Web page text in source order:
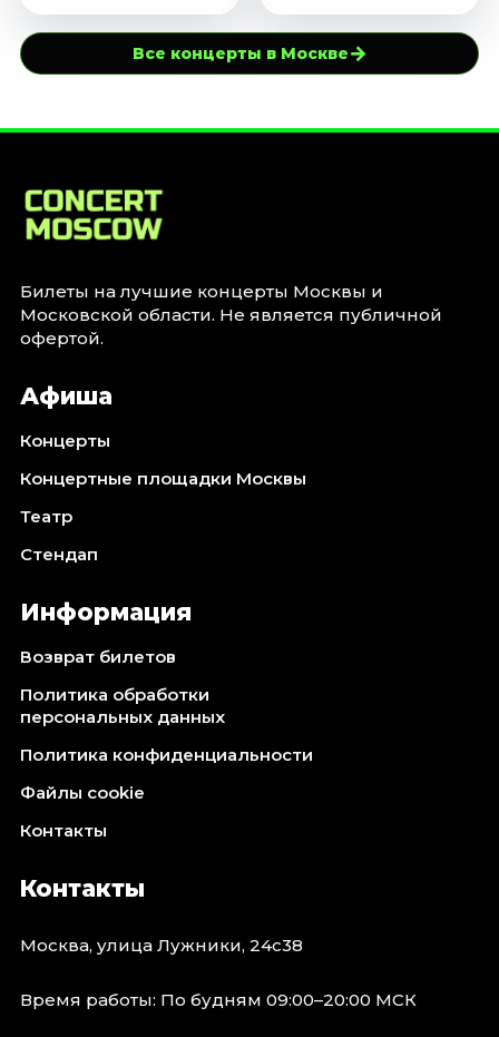
Все концерты в Москве→
Билеты на лучшие концерты Москвы и
Московской области. Не является публичной
офертой.
Афиша
Концерты
Концертные площадки Москвы
Театр
Стендап
Информация
Возврат билетов
Политика обработки
персональных данных
Политика конфиденциальности
Файлы cookie
Контакты
Контакты
Москва, улица Лужники, 24с38
Время работы: По будням 09:00–20:00 МСК